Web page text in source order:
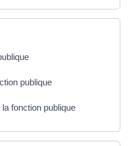
publique
fonction publique